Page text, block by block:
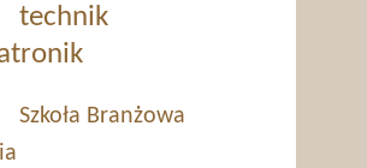
technik
Szkoła Branżowa